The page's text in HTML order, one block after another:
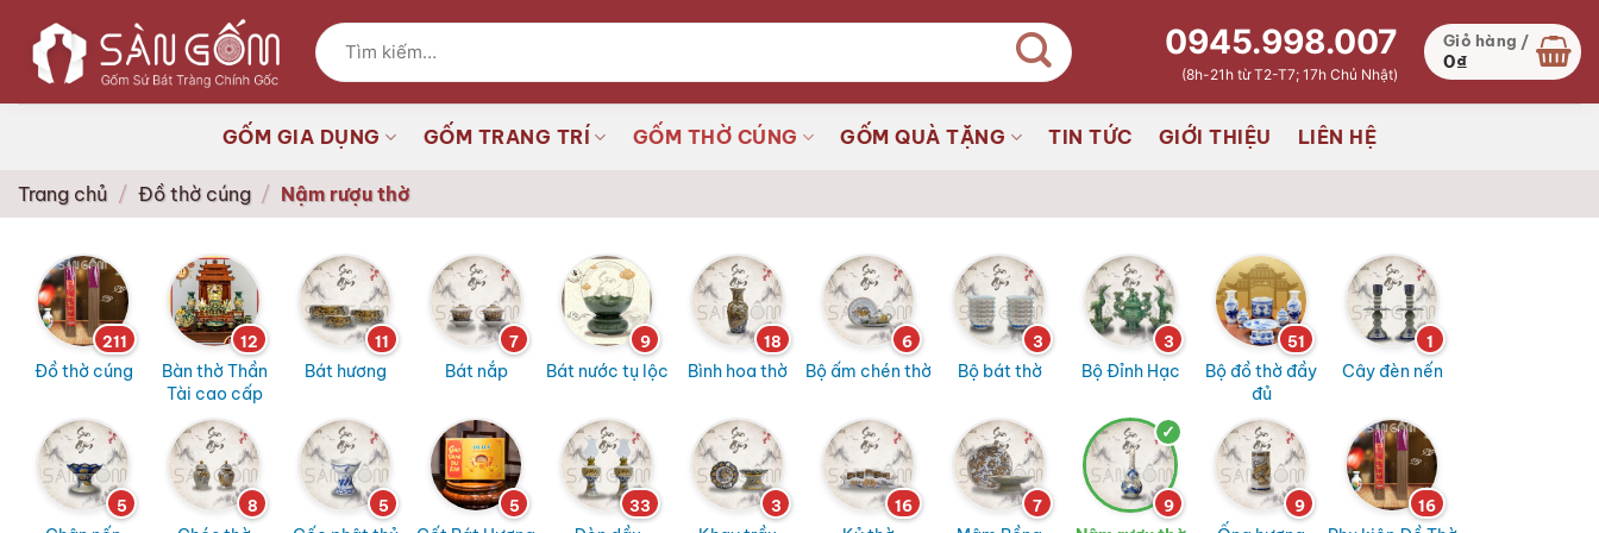
qua
dung
Tìm
kiếm:
0945.998.007
(8h-21h từ T2-T7; 17h Chủ Nhật)
Giỏ hàng /
0₫
GỐM GIA DỤNG GỐM TRANG TRÍ GỐM THỜ CÚNG GỐM QUÀ TẶNG TIN TỨC GIỚI THIỆU LIÊN HỆ
Trang chủ / Đồ thờ cúng / Nậm rượu thờ
211
Đồ thờ cúng
12
Bàn thờ Thần
Tài cao cấp
11
Bát hương
7
Bát nắp
9
Bát nước tụ lộc
18
Bình hoa thờ
6
Bộ ấm chén thờ
3
Bộ bát thờ
3
Bộ Đỉnh Hạc
51
Bộ đồ thờ đầy
đủ
1
Cây đèn nến
5 8 5 5 33 3 16 7 9 9 16